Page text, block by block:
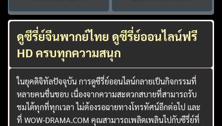
ดูซีรี่ย์จีนพากย์ไทย ดูซีรี่ย์ออนไลน์ฟรี
HD ครบทุกความสนุก
ในยุคดิจิทัลปัจจุบัน การดูซีรี่ย์ออนไลน์กลายเป็นกิจกรรมที่
หลายคนชื่นชอบ เนื่องจากความสะดวกสบายที่สามารถรับ
ชมได้ทุกที่ทุกเวลา ไม่ต้องรอฉายทางโทรทัศน์อีกต่อไป และ
ที่ WOW-DRAMA.COM คุณสามารถเพลิดเพลินไปกับซีรี่ย์ที่